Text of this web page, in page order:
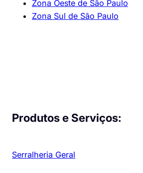
Zona Oeste de São Paulo
Zona Sul de São Paulo
Produtos e Serviços:
Serralheria Geral